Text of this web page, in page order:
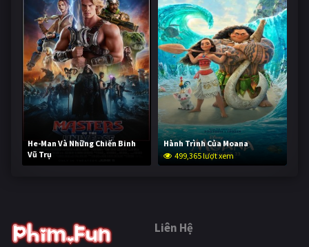
He-Man Và Những Chiến Binh
Vũ Trụ
248,785 lượt xem
Hành Trình Của Moana
499,365 lượt xem
Liên Hệ